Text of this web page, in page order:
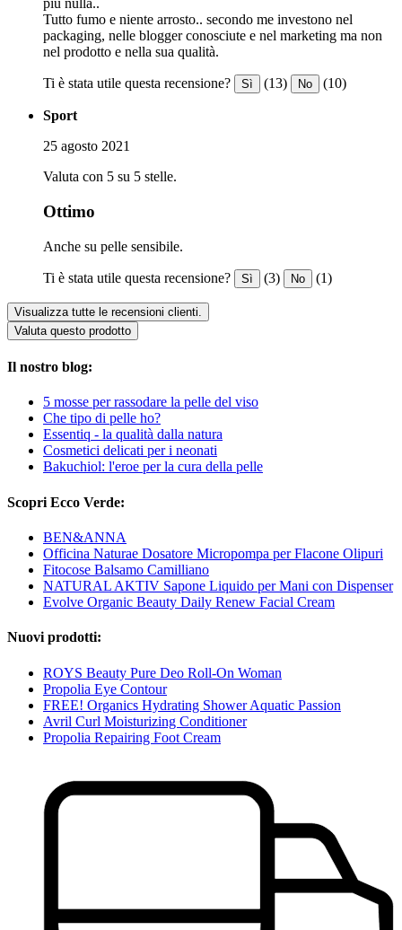
più nulla..
Tutto fumo e niente arrosto.. secondo me investono nel
packaging, nelle blogger conosciute e nel marketing ma non
nel prodotto e nella sua qualità.
Ti è stata utile questa recensione? Sì (13) No (10)
Sport
25 agosto 2021
Valuta con 5 su 5 stelle.
Ottimo
Anche su pelle sensibile.
Ti è stata utile questa recensione? Sì (3) No (1)
Visualizza tutte le recensioni clienti.
Valuta questo prodotto
Il nostro blog:
5 mosse per rassodare la pelle del viso
Che tipo di pelle ho?
Essentiq - la qualità dalla natura
Cosmetici delicati per i neonati
Bakuchiol: l'eroe per la cura della pelle
Scopri Ecco Verde:
BEN&ANNA
Officina Naturae Dosatore Micropompa per Flacone Olipuri
Fitocose Balsamo Camilliano
NATURAL AKTIV Sapone Liquido per Mani con Dispenser
Evolve Organic Beauty Daily Renew Facial Cream
Nuovi prodotti:
ROYS Beauty Pure Deo Roll-On Woman
Propolia Eye Contour
FREE! Organics Hydrating Shower Aquatic Passion
Avril Curl Moisturizing Conditioner
Propolia Repairing Foot Cream